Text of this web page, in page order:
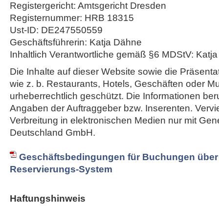
Registergericht: Amtsgericht Dresden
Registernummer: HRB 18315
Ust-ID: DE247550559
Geschäftsführerin: Katja Dähne
Inhaltlich Verantwortliche gemäß §6 MDStV:
Die Inhalte auf dieser Website sowie die
wie z. b. Restaurants, Hotels, Geschäften oder
urheberrechtlich geschützt. Die Informationen
Angaben der Auftraggeber bzw. Inserenten.
Verbreitung in elektronischen Medien nur mit
Deutschland GmbH.
Geschäftsbedingungen für Buchungen
Reservierungs-System
Haftungshinweis